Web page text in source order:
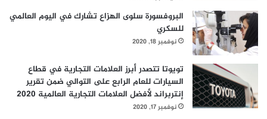
البروفسورة سلوى الهزاع تشارك في اليوم العالمي
للسكري
نوفمبر 18, 2020
تويوتا تتصدر أبرز العلامات التجارية في قطاع
السيارات للعام الرابع على التوالي ضمن تقرير
إنتربراند لأفضل العلامات التجارية العالمية 2020
نوفمبر 17, 2020